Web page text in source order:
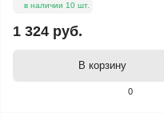
0
в наличии 10 шт.
1 324 руб.
В корзину